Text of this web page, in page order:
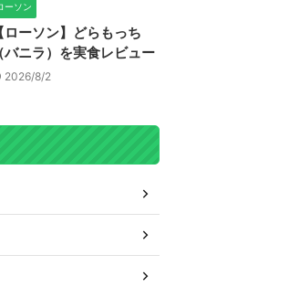
ーソン
【ローソン】どらもっち
（バニラ）を実食レビュー
2026/8/2